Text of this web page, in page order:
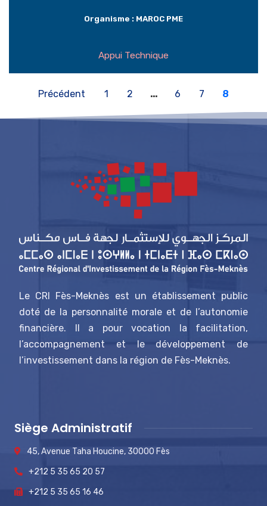
Organisme : MAROC PME
Appui Technique
Précédent 1 2 … 6 7 8
Le CRI Fès-Meknès est un établissement public
doté de la personnalité morale et de l’autonomie
financière. Il a pour vocation la facilitation,
l’accompagnement et le développement de
l’investissement dans la région de Fès-Meknès.
Siège Administratif
45, Avenue Taha Houcine, 30000 Fès
+212 5 35 65 20 57
+212 5 35 65 16 46